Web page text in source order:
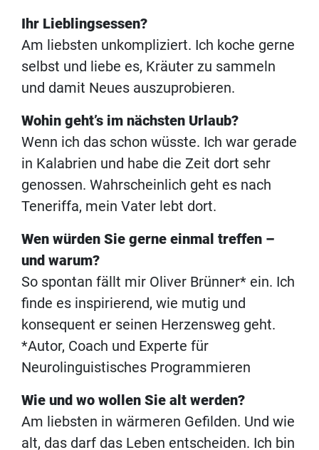
Ihr Lieblingsessen?
Am liebsten unkompliziert. Ich koche gerne
selbst und liebe es, Kräuter zu sammeln
und damit Neues auszuprobieren.
Wohin geht’s im nächsten Urlaub?
Wenn ich das schon wüsste. Ich war gerade
in Kalabrien und habe die Zeit dort sehr
genossen. Wahrscheinlich geht es nach
Teneriffa, mein Vater lebt dort.
Wen würden Sie gerne einmal treffen –
und warum?
So spontan fällt mir Oliver Brünner* ein. Ich
finde es inspirierend, wie mutig und
konsequent er seinen Herzensweg geht.
*Autor, Coach und Experte für
Neurolinguistisches Programmieren
Wie und wo wollen Sie alt werden?
Am liebsten in wärmeren Gefilden. Und wie
alt, das darf das Leben entscheiden. Ich bin